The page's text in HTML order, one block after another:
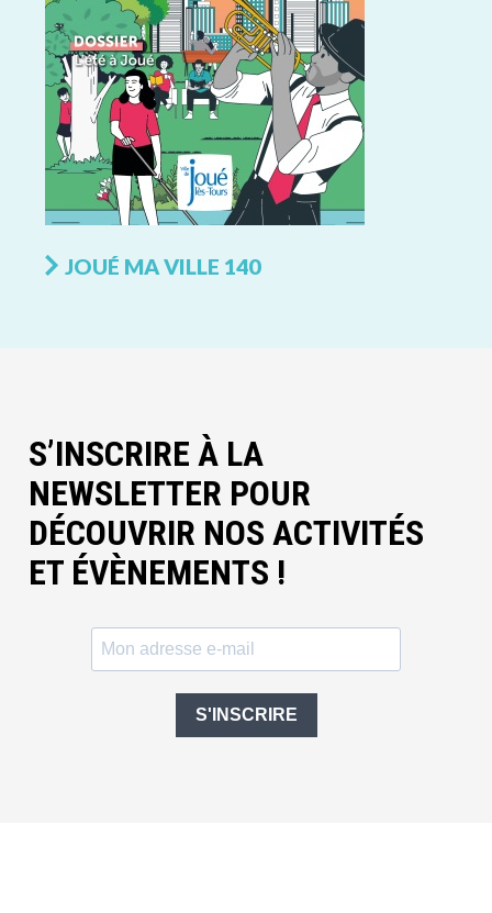
JOUÉ MA VILLE 140
S’INSCRIRE À LA
NEWSLETTER POUR
DÉCOUVRIR NOS ACTIVITÉS
ET ÉVÈNEMENTS !
S'INSCRIRE